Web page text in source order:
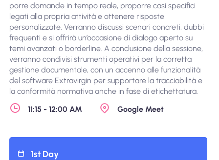
porre domande in tempo reale, proporre casi specifici
legati alla propria attività e ottenere risposte
personalizzate. Verranno discussi scenari concreti, dubbi
frequenti e si offrirà un’occasione di dialogo aperto su
temi avanzati o borderline. A conclusione della sessione,
verranno condivisi strumenti operativi per la corretta
gestione documentale, con un accenno alle funzionalità
del software Extravirgin per supportare la tracciabilità e
la conformità normativa anche in fase di etichettatura.
11:15 - 12:00 AM
Google Meet
1st Day